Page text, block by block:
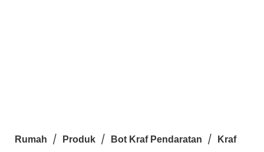
Rumah / Produk / Bot Kraf Pendaratan /
Kraf